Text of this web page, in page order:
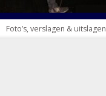
Foto’s, verslagen & uitslagen